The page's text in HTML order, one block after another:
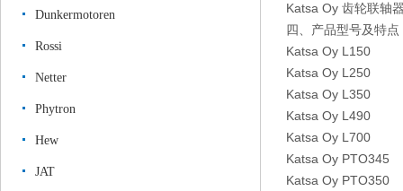
Dunkermotoren
Rossi
Netter
Phytron
Hew
JAT
Katsa Oy 齿轮联轴
四、产品型号及特点
Katsa Oy L150 特
Katsa Oy L250 特
Katsa Oy L350 特
Katsa Oy L490 特
Katsa Oy L700 特
Katsa Oy PTO345
Katsa Oy PTO350